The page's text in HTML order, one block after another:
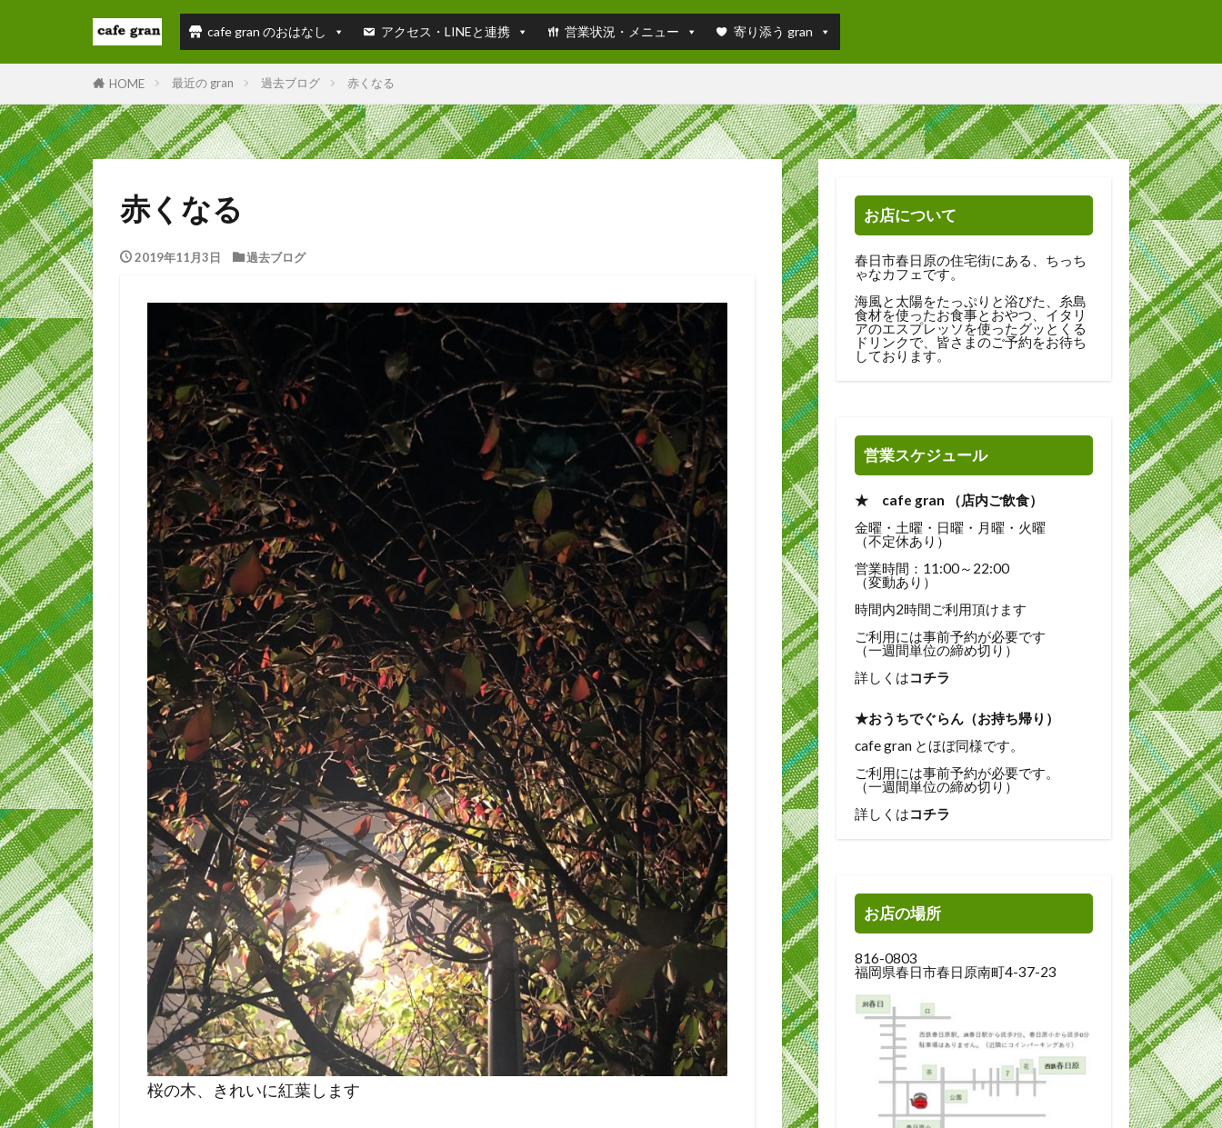
cafe gran のおはなし アクセス・LINEと連携 営業状況・メニュー 寄り添う gran
HOME 最近の gran 過去ブログ 赤くなる
赤くなる
2019年11月3日 過去ブログ
桜の木、きれいに紅葉します
お店について
春日市春日原の住宅街にある、ちっち
ゃなカフェです。
海風と太陽をたっぷりと浴びた、糸島
食材を使ったお食事とおやつ、イタリ
アのエスプレッソを使ったグッとくる
ドリンクで、皆さまのご予約をお待ち
しております。
営業スケジュール
★ cafe gran （店内ご飲食）
金曜・土曜・日曜・月曜・火曜
（不定休あり）
営業時間：11:00～22:00
（変動あり）
時間内2時間ご利用頂けます
ご利用には事前予約が必要です
（一週間単位の締め切り）
詳しくはコチラ
★おうちでぐらん（お持ち帰り）
cafe gran とほぼ同様です。
ご利用には事前予約が必要です。
（一週間単位の締め切り）
詳しくはコチラ
お店の場所
816-0803
福岡県春日市春日原南町4-37-23